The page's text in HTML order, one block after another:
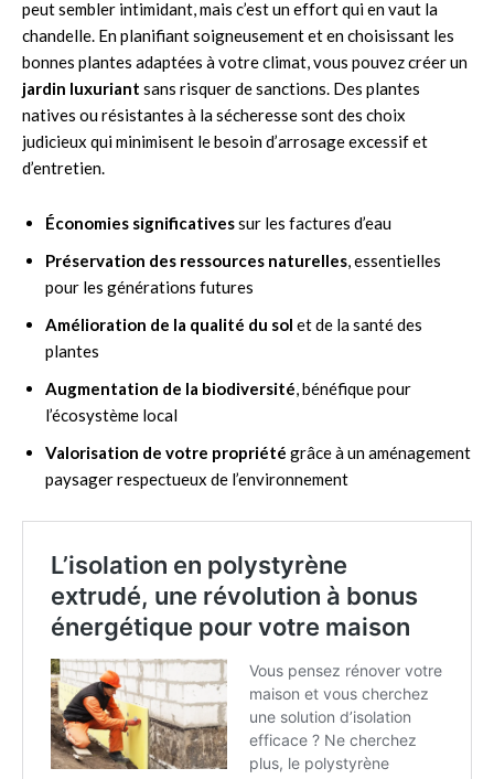
peut sembler intimidant, mais c’est un effort qui en vaut la
chandelle. En planifiant soigneusement et en choisissant les
bonnes plantes adaptées à votre climat, vous pouvez créer un
jardin luxuriant sans risquer de sanctions. Des plantes
natives ou résistantes à la sécheresse sont des choix
judicieux qui minimisent le besoin d’arrosage excessif et
d’entretien.
Économies significativessur les factures d’eau
Préservation des ressources naturelles, essentielles
pour les générations futures
Amélioration de la qualité du sol et de la santé des
plantes
Augmentation de la biodiversité, bénéfique pour
l’écosystème local
Valorisation de votre propriété grâce à un aménagement
paysager respectueux de l’environnement